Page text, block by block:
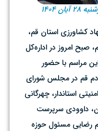
۱۴۰۴
کشاورزی استان قم،
صبح امروز در اداره‌کل
مراسم با حضور
قم در مجلس شورای
استاندار، چهرگانی
داوودی سرپرست
رضایی مسئول حوزه